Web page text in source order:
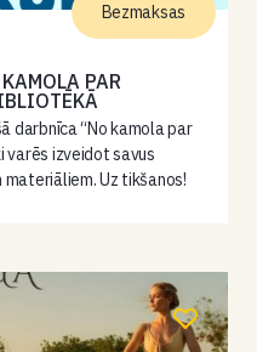
PAR
darbnīca “No kamola par
varēs izveidot savus
materiāliem. Uz tikšanos!
Bezmaksas